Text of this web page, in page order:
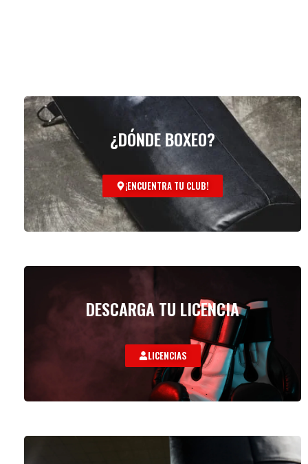
¿DÓNDE BOXEO?
¡ENCUENTRA TU CLUB!
DESCARGA TU LICENCIA
LICENCIAS